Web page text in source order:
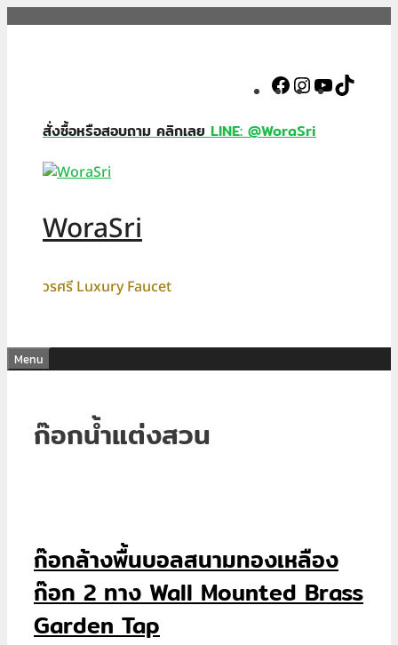
Facebook
Instagram
YouTube
สั่งซื้อหรือสอบถาม คลิกเลยLINE: @WoraSri
WoraSri
วรศรี Luxury Faucet
Menu
ก๊อกน้ำแต่งสวน
ก๊อกล้างพื้นบอลสนามทองเหลือง
ก๊อก 2 ทาง Wall Mounted Brass
Garden Tap